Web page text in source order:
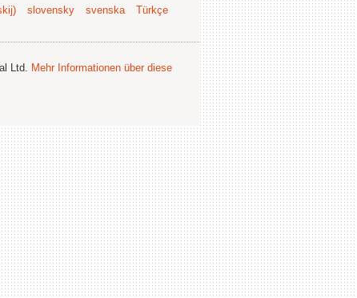
slovensky svenska
Türkçe
Ltd.
Mehr Informationen über diese